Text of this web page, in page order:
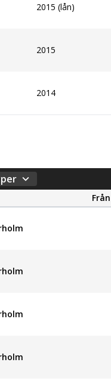
2015 (lån)
2015
2014
Från